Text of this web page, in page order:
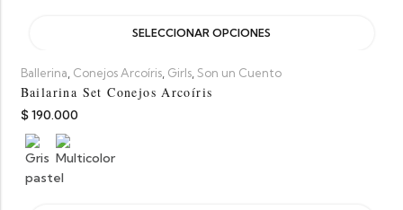
SELECCIONAR OPCIONES
Ballerina, Conejos Arcoíris, Girls,Son un Cuento
Bailarina Set Conejos Arcoíris
$190.000